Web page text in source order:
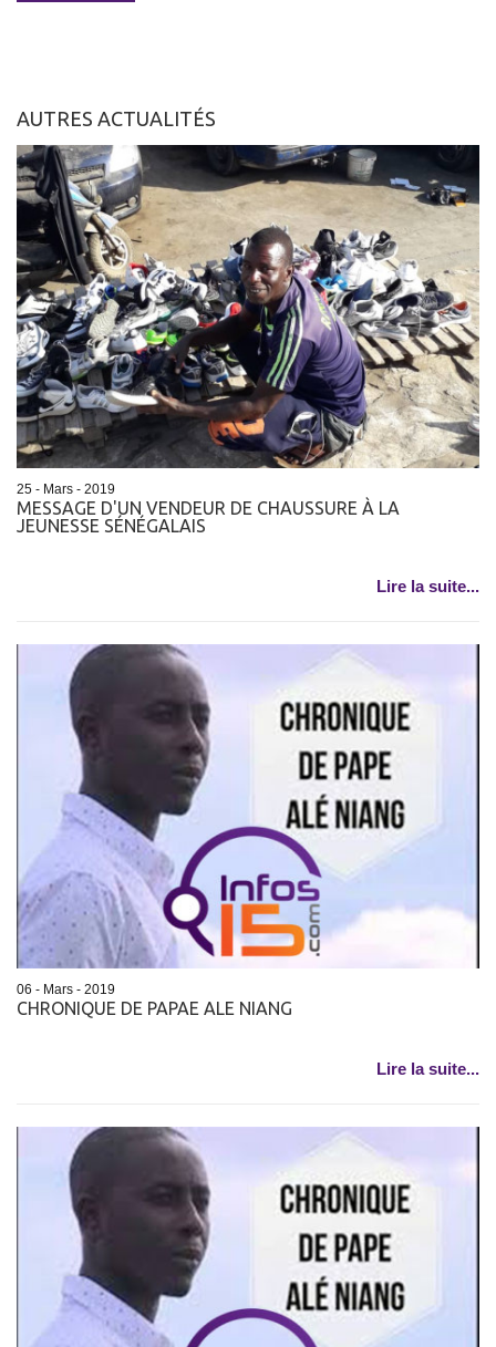
AUTRES ACTUALITÉS
25 - Mars - 2019
MESSAGE D'UN VENDEUR DE CHAUSSURE À LA
JEUNESSE SÉNÉGALAIS
Lire la suite...
06 - Mars - 2019
CHRONIQUE DE PAPAE ALE NIANG
Lire la suite...